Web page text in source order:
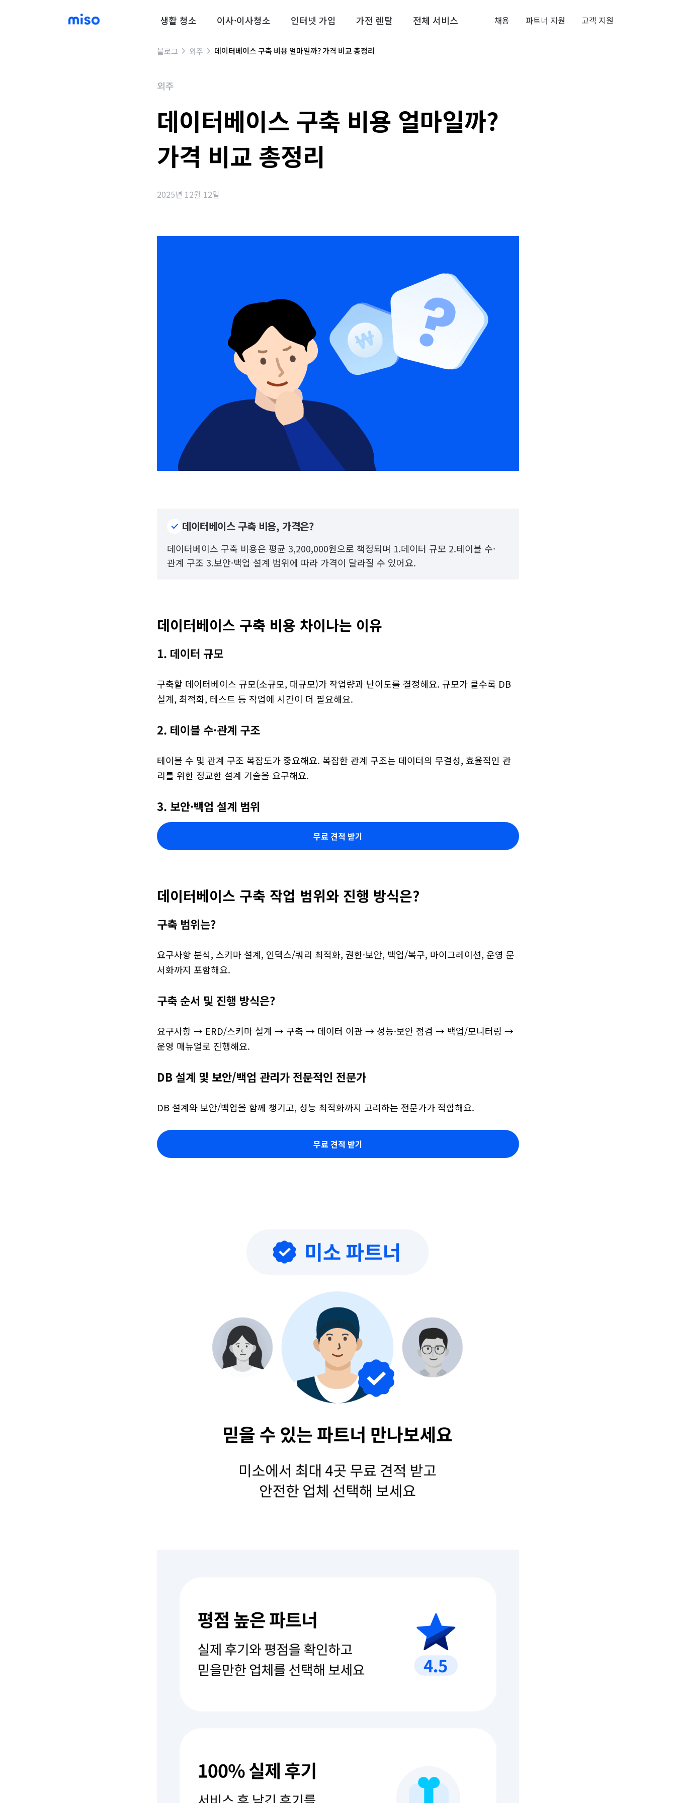
생활 청소 이사·이사청소 인터넷 가입 가전 렌탈 전체 서비스 채용 파트너 지원 고객 지원
블로그 외주 데이터베이스 구축 비용 얼마일까? 가격 비교 총정리
외주
데이터베이스 구축 비용 얼마일까?
가격 비교 총정리
2025년 12월 12일
데이터베이스 구축 비용, 가격은?
데이터베이스 구축 비용은 평균 3,200,000원으로 책정되며 1.데이터 규모 2.테이블 수·
관계 구조 3.보안·백업 설계 범위에 따라 가격이 달라질 수 있어요.
데이터베이스 구축 비용 차이나는 이유
1. 데이터 규모
구축할 데이터베이스 규모(소규모, 대규모)가 작업량과 난이도를 결정해요. 규모가 클수록 DB
설계, 최적화, 테스트 등 작업에 시간이 더 필요해요.
2. 테이블 수·관계 구조
테이블 수 및 관계 구조 복잡도가 중요해요. 복잡한 관계 구조는 데이터의 무결성, 효율적인 관
리를 위한 정교한 설계 기술을 요구해요.
3. 보안·백업 설계 범위
무료 견적 받기
데이터베이스 구축 작업 범위와 진행 방식은?
구축 범위는?
요구사항 분석, 스키마 설계, 인덱스/쿼리 최적화, 권한·보안, 백업/복구, 마이그레이션, 운영 문
서화까지 포함해요.
구축 순서 및 진행 방식은?
요구사항 → ERD/스키마 설계 → 구축 → 데이터 이관 → 성능·보안 점검 → 백업/모니터링 →
운영 매뉴얼로 진행해요.
DB 설계 및 보안/백업 관리가 전문적인 전문가
DB 설계와 보안/백업을 함께 챙기고, 성능 최적화까지 고려하는 전문가가 적합해요.
무료 견적 받기